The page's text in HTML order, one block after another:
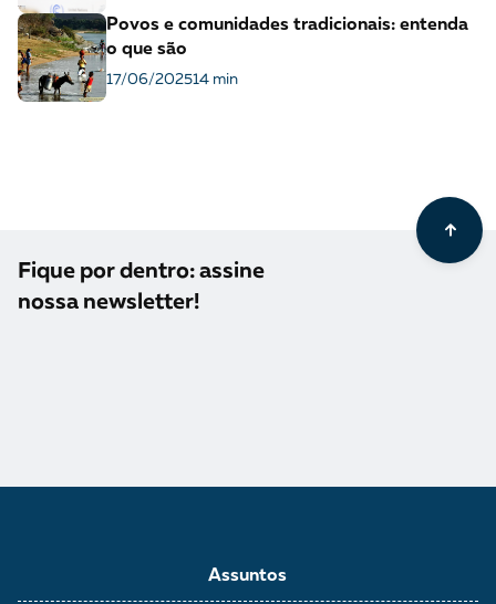
Povos e comunidades tradicionais: entenda
o que são
17/06/202514 min
Fique por dentro: assine
nossa newsletter!
Assuntos